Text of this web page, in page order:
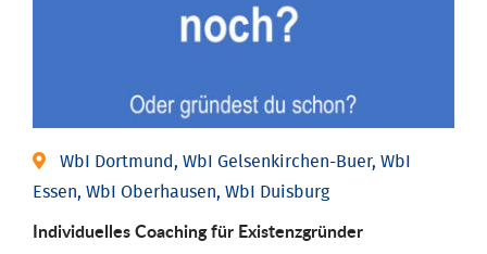
WbI Dortmund, WbI Gelsenkirchen-Buer, WbI
Essen, WbI Oberhausen, WbI Duisburg
Individu­elles Coaching für Existenz­gründer